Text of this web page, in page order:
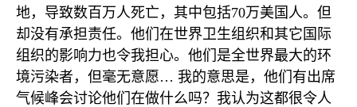
地，导致数百万人死亡，其中包括70万美国人。但
却没有承担责任。他们在世界卫生组织和其它国际
组织的影响力也令我担心。他们是全世界最大的环
境污染者，但毫无意愿… 我的意思是，他们有出席
气候峰会讨论他们在做什么吗？我认为这都很令人